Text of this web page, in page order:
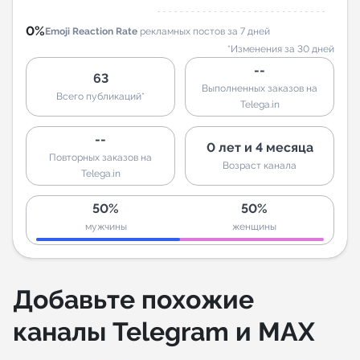
0%Emoji Reaction Rate рекламных постов за 7 дней
*Изменения за 30 дней
63
Всего публикаций*
--
Выполненных заказов на
Telega.in
--
Повторных заказов на
Telega.in
0 лет и 4 месяца
Возраст канала
50%
мужчины
50%
женщины
Добавьте похожие
каналы Telegram и MAX